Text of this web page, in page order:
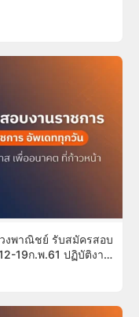
งพาณิชย์ รับสมัครสอบ
19ก.พ.61 ปฏิบัติงาน